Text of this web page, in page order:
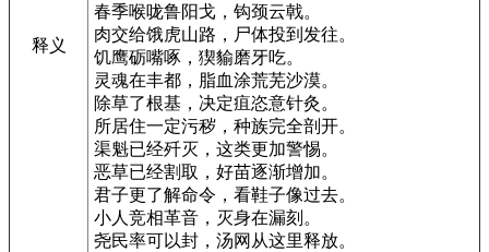
释义
春季喉咙鲁阳戈，钩颈云戟。
肉交给饿虎山路，尸体投到发往。
饥鹰砺嘴啄，猰貐磨牙吃。
灵魂在丰都，脂血涂荒芜沙漠。
除草了根基，决定疽恣意针灸。
所居住一定污秽，种族完全剖开。
渠魁已经歼灭，这类更加警惕。
恶草已经割取，好苗逐渐增加。
君子更了解命令，看鞋子像过去。
小人竞相革音，灭身在漏刻。
尧民率可以封，汤网从这里释放。